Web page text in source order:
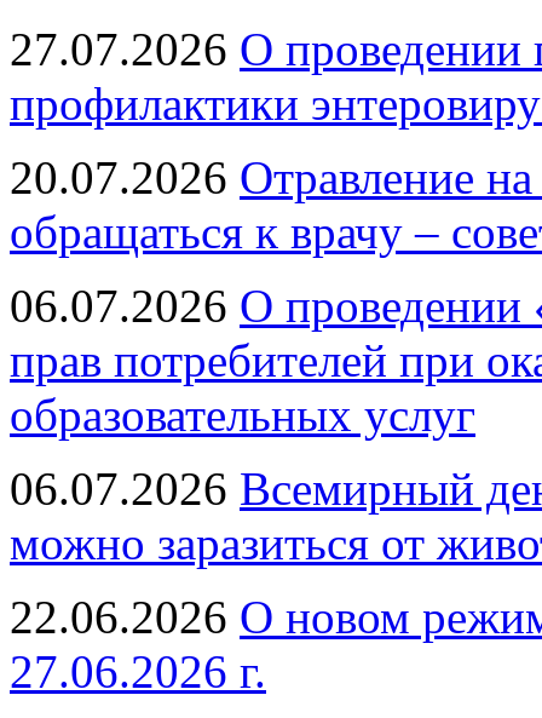
27.07.2026 О проведении
профилактики
20.07.2026 Отравление
обращаться к врачу –
06.07.2026 О проведении
прав потребителей при
образовательных услуг
06.07.2026 Всемирный
можно заразиться от
22.06.2026 О новом
27.06.2026 г.